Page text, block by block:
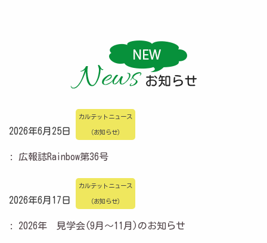
2026年6月25日
カルテットニュース
（お知らせ）
: 広報誌Rainbow第36号
2026年6月17日
カルテットニュース
（お知らせ）
: 2026年 見学会(9月～11月)のお知らせ